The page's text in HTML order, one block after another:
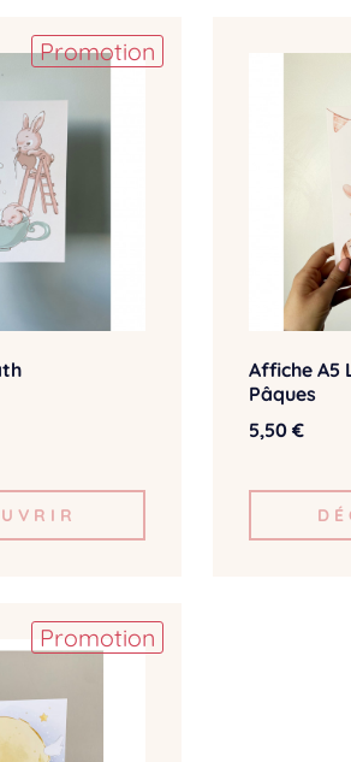
Promotion
Affiche A5
Pâques
5,50 €
Promotion